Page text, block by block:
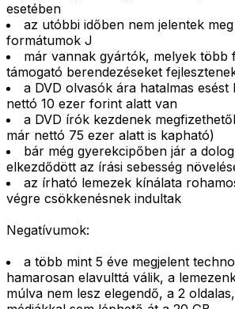
esetében
az utóbbi időben nem jelentek
formátumok J
már vannak gyártók, melyek több
támogató berendezéseket
a DVD olvasók ára hatalmas
nettó 10 ezer forint alatt van
a DVD írók kezdenek
már nettó 75 ezer alatt is kapható)
bár még gyerekcipőben jár a
elkezdődött az írási sebesség
az írható lemezek kínálata
végre csökkenésnek indultak
Negatívumok:
a több mint 5 éve megjelent
hamarosan elavulttá válik, a
múlva nem lesz elegendő, a 2